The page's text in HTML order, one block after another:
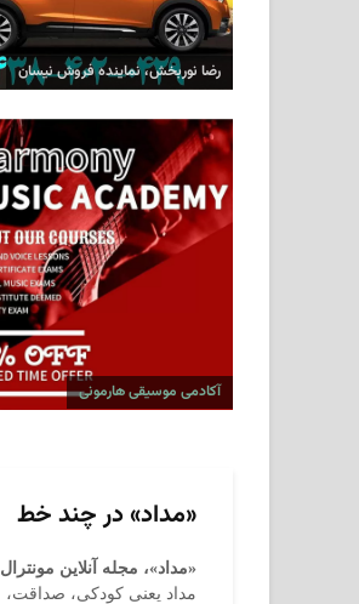
رضا نوربخش، نماینده فروش نیسان
آکادمی موسیقی هارمونی
«مداد» در چند خط
«مداد»، مجله آنلاین مونترال
مداد یعنی کودکی، صداقت،